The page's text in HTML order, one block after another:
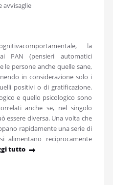
avvisaglie
la
PAN (pensieri automatici
le persone anche quelle sane,
in considerazione solo i
positivi o di gratificazione.
e quello psicologico sono
anche se, nel singolo
essere diversa. Una volta che
rapidamente una serie di
alimentano reciprocamente
tutto